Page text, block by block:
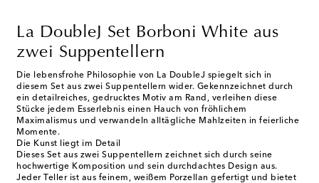
La DoubleJ Set Borboni White aus
zwei Suppentellern
Die lebensfrohe Philosophie von La DoubleJ spiegelt sich in
diesem Set aus zwei Suppentellern wider. Gekennzeichnet durch
ein detailreiches, gedrucktes Motiv am Rand, verleihen diese
Stücke jedem Esserlebnis einen Hauch von fröhlichem
Maximalismus und verwandeln alltägliche Mahlzeiten in feierliche
Momente.
Die Kunst liegt im Detail
Dieses Set aus zwei Suppentellern zeichnet sich durch seine
hochwertige Komposition und sein durchdachtes Design aus.
Jeder Teller ist aus feinem, weißem Porzellan gefertigt und bietet